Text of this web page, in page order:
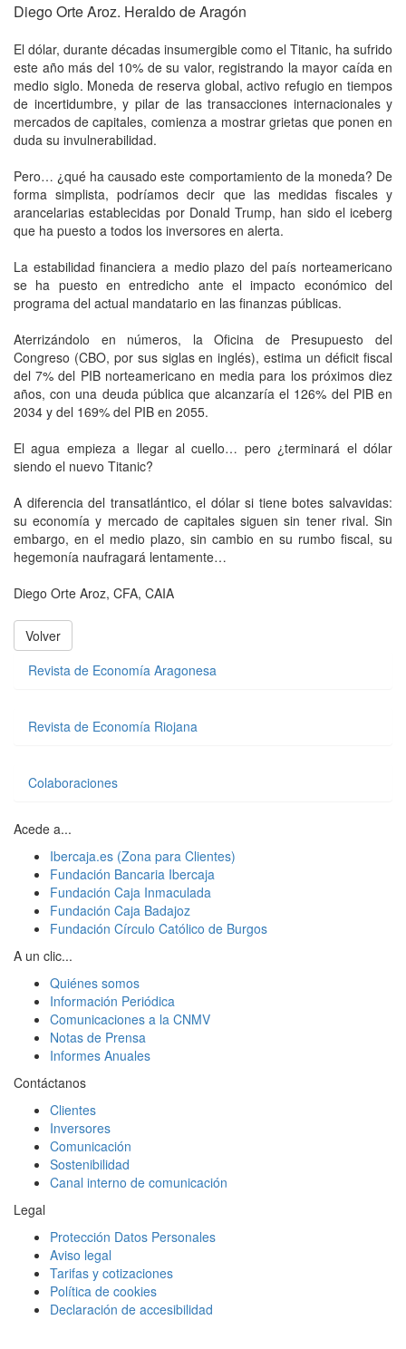
Diego Orte Aroz. Heraldo de Aragón
El dólar, durante décadas insumergible como el Titanic, ha sufrido
este año más del 10% de su valor, registrando la mayor caída en
medio siglo. Moneda de reserva global, activo refugio en tiempos
de incertidumbre, y pilar de las transacciones internacionales y
mercados de capitales, comienza a mostrar grietas que ponen en
duda su invulnerabilidad.
Pero… ¿qué ha causado este comportamiento de la moneda? De
forma simplista, podríamos decir que las medidas fiscales y
arancelarias establecidas por Donald Trump, han sido el iceberg
que ha puesto a todos los inversores en alerta.
La estabilidad financiera a medio plazo del país norteamericano
se ha puesto en entredicho ante el impacto económico del
programa del actual mandatario en las finanzas públicas.
Aterrizándolo en números, la Oficina de Presupuesto del
Congreso (CBO, por sus siglas en inglés), estima un déficit fiscal
del 7% del PIB norteamericano en media para los próximos diez
años, con una deuda pública que alcanzaría el 126% del PIB en
2034 y del 169% del PIB en 2055.
El agua empieza a llegar al cuello… pero ¿terminará el dólar
siendo el nuevo Titanic?
A diferencia del transatlántico, el dólar si tiene botes salvavidas:
su economía y mercado de capitales siguen sin tener rival. Sin
embargo, en el medio plazo, sin cambio en su rumbo fiscal, su
hegemonía naufragará lentamente…
Diego Orte Aroz, CFA, CAIA
Volver
Revista de Economía Aragonesa
Revista de Economía Riojana
Colaboraciones
Acede a...
Ibercaja.es (Zona para Clientes)
Fundación Bancaria Ibercaja
Fundación Caja Inmaculada
Fundación Caja Badajoz
Fundación Círculo Católico de Burgos
A un clic...
Quiénes somos
Información Periódica
Comunicaciones a la CNMV
Notas de Prensa
Informes Anuales
Contáctanos
Clientes
Inversores
Comunicación
Sostenibilidad
Canal interno de comunicación
Legal
Protección Datos Personales
Aviso legal
Tarifas y cotizaciones
Política de cookies
Declaración de accesibilidad